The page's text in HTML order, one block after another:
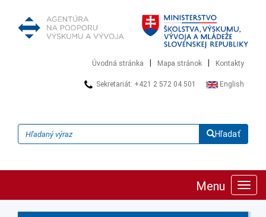
Úvodná stránka Mapa stránok Kontakty
Sekretariát: +421 2 572 04 501 English
Hľadať
Menu